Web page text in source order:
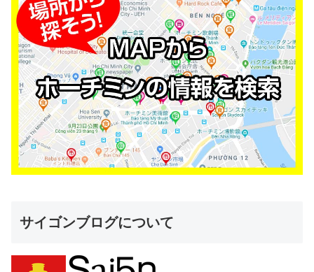
サイゴンブログについて